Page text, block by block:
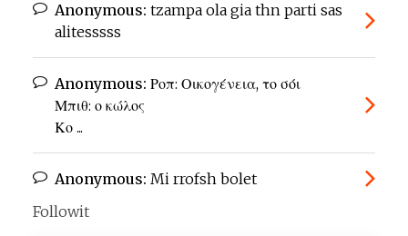
Anonymous: tzampa ola gia thn parti sas
alitesssss
Anonymous: Ροπ: Οικογένεια, το σόι
Μπιθ: ο κώλος
Κο ...
Anonymous: Mi rrofsh bolet
Followit